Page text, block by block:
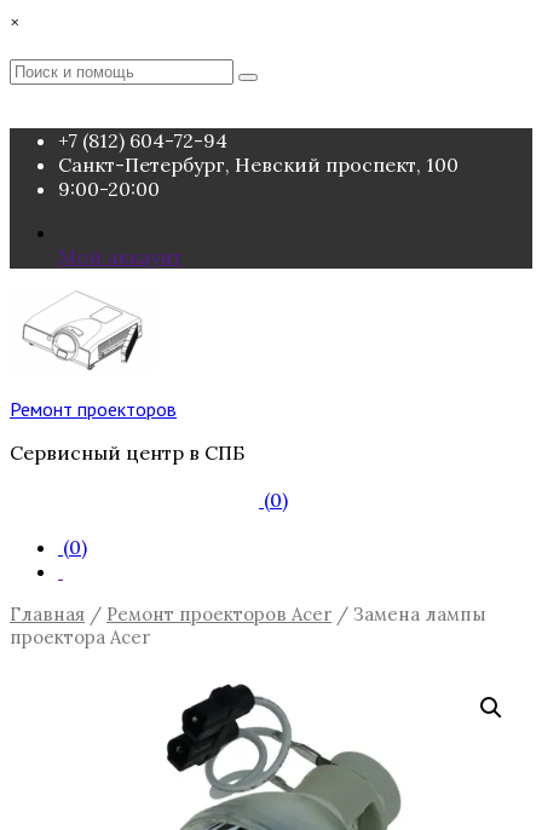
Перейти
содержимому
×
Поиск
Поиск
+7 (812) 604-72-94
Санкт-Петербург, Невский проспект, 100
9:00-20:00
Мой аккаунт
Ремонт проекторов
Сервисный центр в СПБ
(0)
(0)
Главная / Ремонт проекторов Acer / Замена лампы
проектора Acer